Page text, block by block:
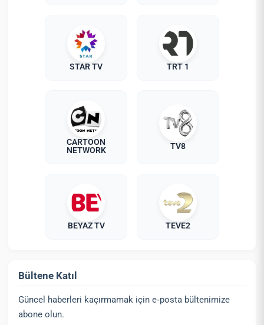
STAR TV TRT 1
CARTOON
NETWORK
TV8
BEYAZ TV TEVE2
Bültene Katıl
Güncel haberleri kaçırmamak için e‑posta bültenimize
abone olun.